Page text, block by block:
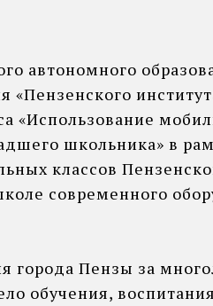
автономного
«Пензенского
«Использование
школьника» в
классов
современного
города Пензы за
обучения, воспитания